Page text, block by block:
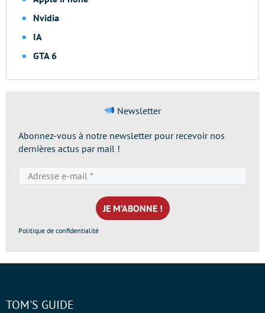
Nvidia
IA
GTA 6
Newsletter
Abonnez-vous à notre newsletter pour recevoir nos
dernières actus par mail !
e-
mail
*
Politique de confidentialité
TOM'S GUIDE